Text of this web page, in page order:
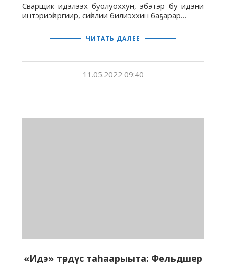
Сварщик идэлээх буолуоххун, эбэтэр бу идэни
интэриэһиргиир, сиһилии билиэххин баҕарар…
ЧИТАТЬ ДАЛЕЕ
11.05.2022 09:40
«Идэ» төрдүс таһаарыыта: Фельдшер